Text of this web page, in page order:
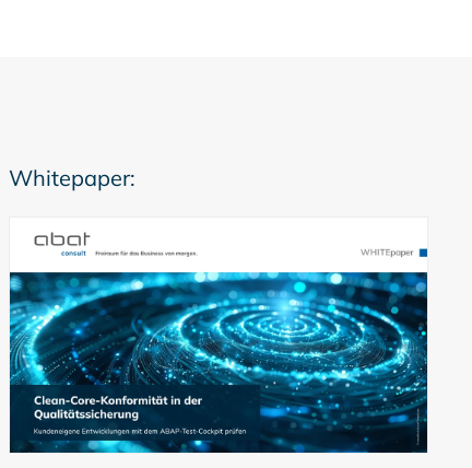
Whitepaper: